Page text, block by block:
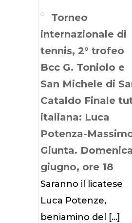
Torneo
internazionale di
tennis, 2° trofeo
Bcc G. Toniolo e
San Michele di
Cataldo Finale
italiana: Luca
Potenza-
Giunta.
giugno, ore 18
Saranno il licatese
Luca Potenze,
beniamino del
[…]